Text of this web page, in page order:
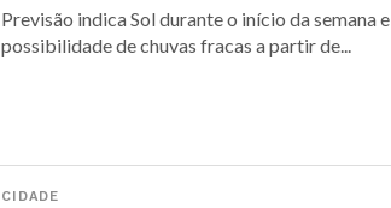
Previsão indica Sol durante o início da semana e
possibilidade de chuvas fracas a partir de...
CIDADE